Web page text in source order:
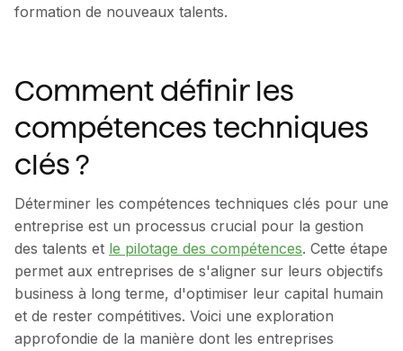
formation de nouveaux talents.
Comment définir les
compétences techniques
clés ?
Déterminer les compétences techniques clés pour une
entreprise est un processus crucial pour la gestion
des talents et le pilotage des compétences. Cette étape
permet aux entreprises de s'aligner sur leurs objectifs
business à long terme, d'optimiser leur capital humain
et de rester compétitives. Voici une exploration
approfondie de la manière dont les entreprises